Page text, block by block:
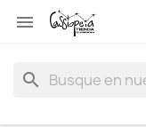

search